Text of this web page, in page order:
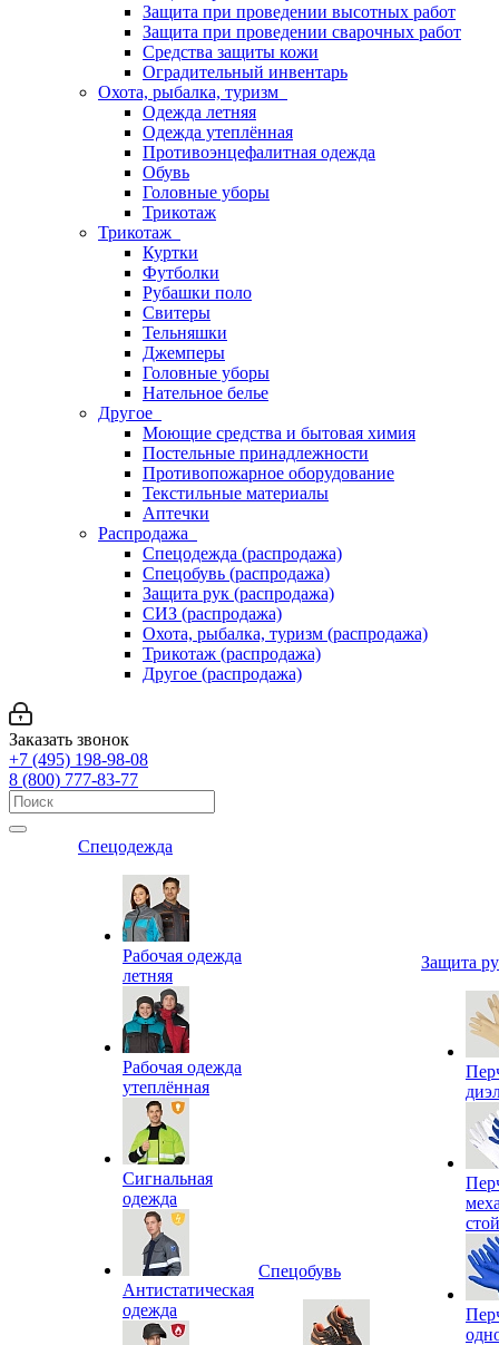
Защита при проведении высотных работ
Защита при проведении сварочных работ
Средства защиты кожи
Оградительный инвентарь
Охота, рыбалка, туризм
Одежда летняя
Одежда утеплённая
Противоэнцефалитная одежда
Обувь
Головные уборы
Трикотаж
Трикотаж
Куртки
Футболки
Рубашки поло
Свитеры
Тельняшки
Джемперы
Головные уборы
Нательное белье
Другое
Моющие средства и бытовая химия
Постельные принадлежности
Противопожарное оборудование
Текстильные материалы
Аптечки
Распродажа
Спецодежда (распродажа)
Спецобувь (распродажа)
Защита рук (распродажа)
СИЗ (распродажа)
Охота, рыбалка, туризм (распродажа)
Трикотаж (распродажа)
Другое (распродажа)
Заказать звонок
+7 (495) 198-98-08
8 (800) 777-83-77
Спецодежда
Рабочая одежда
летняя
Рабочая одежда
утеплённая
Сигнальная
одежда
Антистатическая
одежда
Спецобувь
Защита